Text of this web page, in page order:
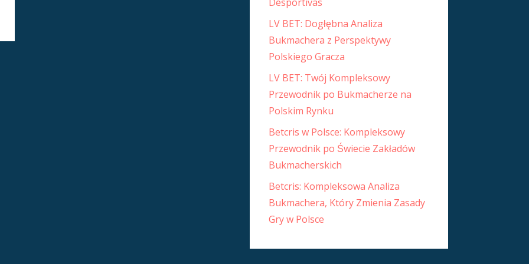
LV BET: Dogłębna Analiza
Bukmachera z Perspektywy
Polskiego Gracza
LV BET: Twój Kompleksowy
Przewodnik po Bukmacherze na
Polskim Rynku
Betcris w Polsce: Kompleksowy
Przewodnik po Świecie Zakładów
Bukmacherskich
Betcris: Kompleksowa Analiza
Bukmachera, Który Zmienia Zasady
Gry w Polsce